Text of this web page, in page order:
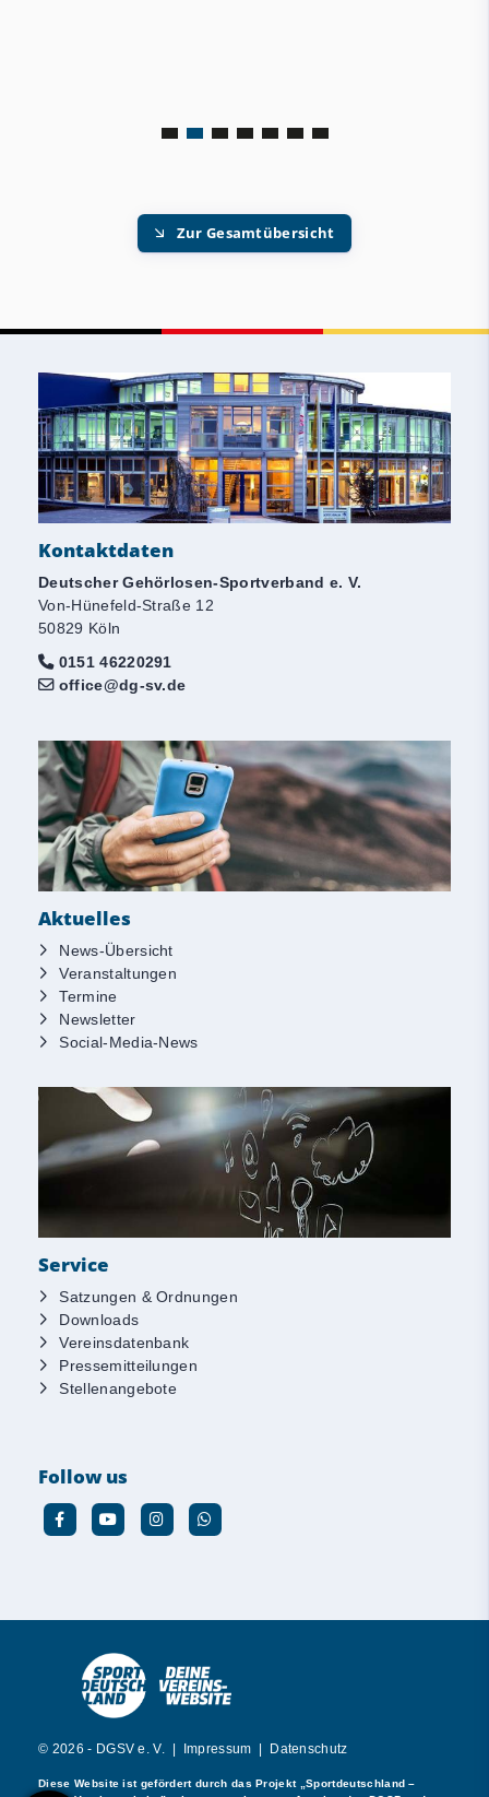
Zur Gesamtübersicht
Kontaktdaten
Deutscher Gehörlosen-Sportverband e. V.
Von-Hünefeld-Straße 12
50829 Köln
0151 46220291
office@dg-sv.de
Aktuelles
News-Übersicht
Veranstaltungen
Termine
Newsletter
Social-Media-News
Service
Satzungen & Ordnungen
Downloads
Vereinsdatenbank
Pressemitteilungen
Stellenangebote
Follow us
© 2026 - DGSV e. V. | Impressum Datenschutz
Diese Website ist gefördert durch das Projekt
„Sportdeutschland –